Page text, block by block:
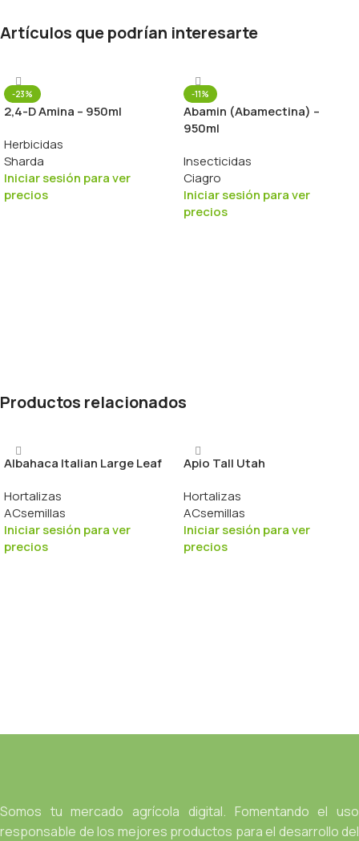
Artículos que podrían interesarte
-23%
2,4-D Amina – 950ml
Herbicidas
Sharda
Iniciar sesión para ver
precios
-11%
Abamin (Abamectina) –
950ml
Insecticidas
Ciagro
Iniciar sesión para ver
precios
Productos relacionados
Albahaca Italian Large Leaf
Hortalizas
ACsemillas
Iniciar sesión para ver
precios
Apio Tall Utah
Hortalizas
ACsemillas
Iniciar sesión para ver
precios
Somos tu mercado agrícola digital. Fomentando el uso
responsable de los mejores productos para el desarrollo del